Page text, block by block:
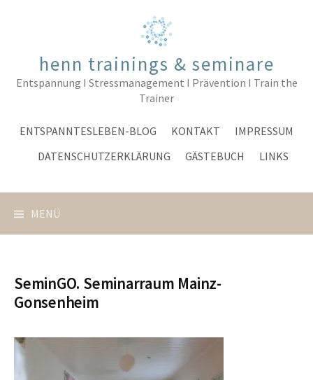
henn trainings & seminare
Entspannung I Stressmanagement I Prävention I Train the
Trainer
ENTSPANNTESLEBEN-BLOG KONTAKT
IMPRESSUM
DATENSCHUTZERKLÄRUNG
GÄSTEBUCH LINKS
MENÜ
SeminGO. Seminarraum Mainz-
Gonsenheim